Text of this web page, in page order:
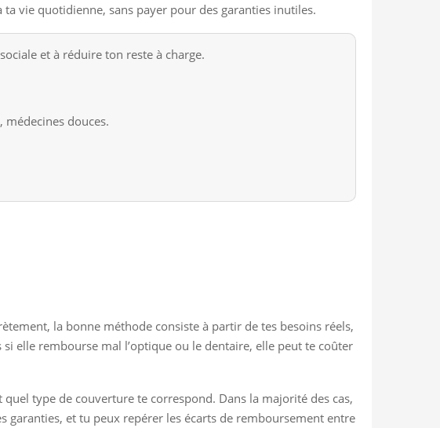
vie quotidienne, sans payer pour des garanties inutiles.
et à réduire ton reste à charge.
douces.
la bonne méthode consiste à partir de tes besoins réels,
elle rembourse mal l’optique ou le dentaire, elle peut te coûter
type de couverture te correspond. Dans la majorité des cas,
garanties, et tu peux repérer les écarts de remboursement entre